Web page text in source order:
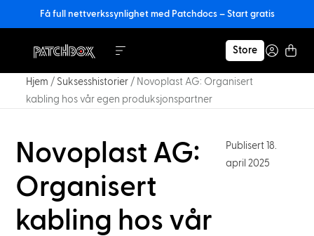
Få full nettverkssynlighet med Patchdocs – Start gratis
Store
Hjem / Suksesshistorier/ Novoplast AG: Organisert
kabling hos vår egen produksjonspartner
Novoplast AG:
Organisert
kabling hos vår
Publisert 18.
april 2025